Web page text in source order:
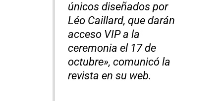
únicos diseñados por
Léo Caillard, que darán
acceso VIP a la
ceremonia el 17 de
octubre», comunicó la
revista en su web.